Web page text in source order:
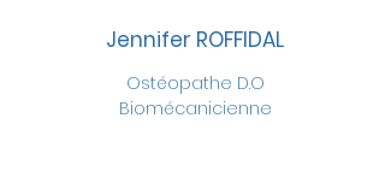
Jennifer ROFFIDAL
Ostéopathe D.O
Biomécanicienne